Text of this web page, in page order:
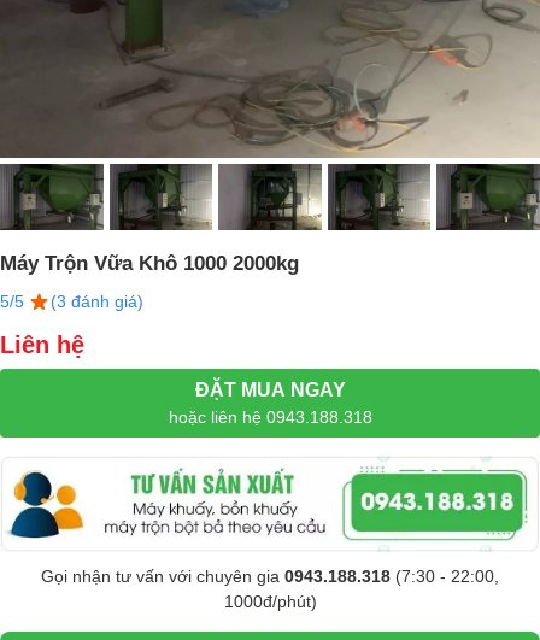
Máy Trộn Vữa Khô 1000 2000kg
5/5 (3 đánh giá)
Liên hệ
ĐẶT MUA NGAY
hoặc liên hệ 0943.188.318
Gọi nhận tư vấn với chuyên gia 0943.188.318 (7:30 - 22:00,
1000đ/phút)